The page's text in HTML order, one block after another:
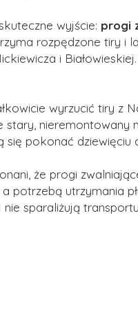
wyjście: progi
rozpędzone tiry i
i
wyrzucić tiry z
stary,
się pokonać
że progi
potrzebą utrzymania
nie sparaliżują